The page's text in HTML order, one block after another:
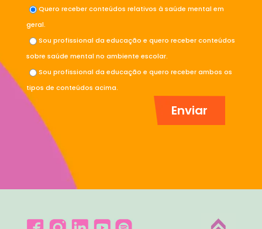
Quero receber conteúdos relativos à saúde mental em
geral.
Sou profissional da educação e quero receber conteúdos
sobre saúde mental no ambiente escolar.
Sou profissional da educação e quero receber ambos os
tipos de conteúdos acima.